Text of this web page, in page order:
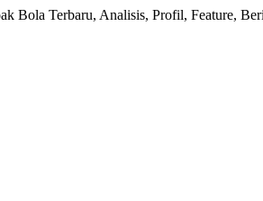
Bola Terbaru, Analisis, Profil, Feature,